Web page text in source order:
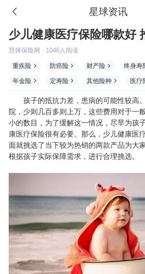
 星球资讯
少儿健康医疗保险哪款好
慧择保险网 · 1046人阅读
重疾险 防癌险 财产险 终身寿
年金险 定寿险 其他险种 医疗
孩子的抵抗力差，患病的可能性较高
院，少则几百多则上万，这些费用对于一
小的数目，为了缓解这一情况，尽早为孩
康医疗保险很有必要。那么，少儿健康医
面就挑选了当下较为热销的两款产品为大
根据孩子实际保障需求，进行合理挑选。